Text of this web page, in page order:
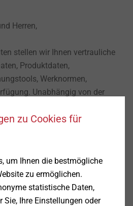
Herren,
stellen wir Ihnen vertrauliche
Produktdaten,
Werknormen,
Unabhängig von der
der EJOT Gruppe,
SE & Co. KG, Im Herrengarten
ausschließlich unter
nutzen:
Zwecke Ihres Unternehmens
zu Cookies für
um Ihnen die bestmögliche
zu ermöglichen.
statistische Daten,
Ihre Einstellungen oder